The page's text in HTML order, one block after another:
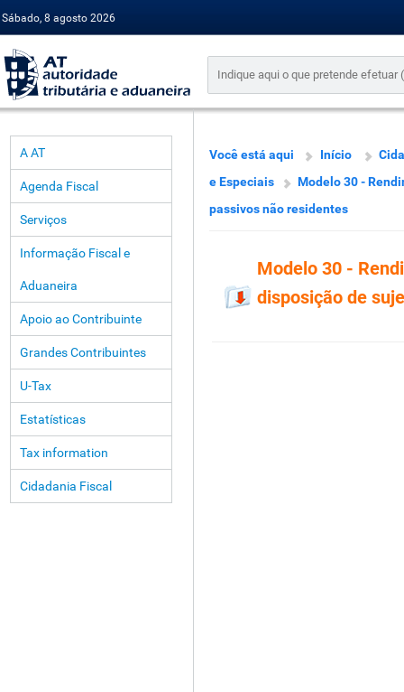
Sábado, 8 agosto 2026
A AT
Agenda Fiscal
Serviços
Informação Fiscal e
Aduaneira
Apoio ao Contribuinte
Grandes Contribuintes
U-Tax
Estatísticas
Tax information
Cidadania Fiscal
Você está aqui Início
e Especiais
Modelo 30 -
passivos não residentes
Modelo 30 -
disposição de